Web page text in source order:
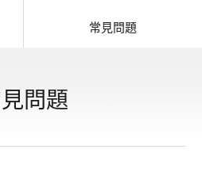
常見問題
問題